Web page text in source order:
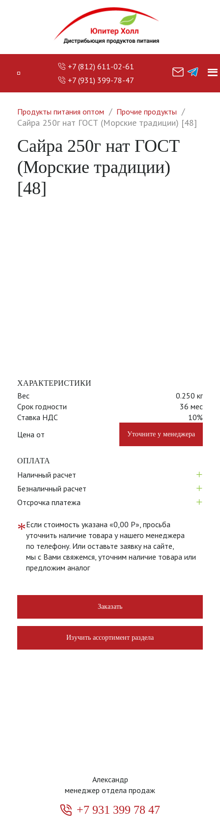
+7 (812) 611-02-61
+7 (931) 399-78-47
Продукты питания оптом Прочие продукты
Сайра 250г нат ГОСТ (Морские традиции) [48]
Сайра 250г нат ГОСТ
(Морские традиции)
[48]
ХАРАКТЕРИСТИКИ
Вес
0.250 кг
Срок годности
36 мес
Ставка НДС
10%
Цена от
Уточните у менеджера
ОПЛАТА
Наличный расчет +
Безналичный расчет +
Отсрочка платежа +
*Если стоимость указана «0,00 Р», просьба
уточнить наличие товара у нашего менеджера
по телефону. Или оставьте заявку на сайте,
мы с Вами свяжемся, уточним наличие товара или
предложим аналог
Заказать
Изучить ассортимент раздела
Александр
менеджер отдела продаж
+7 931 399 78 47